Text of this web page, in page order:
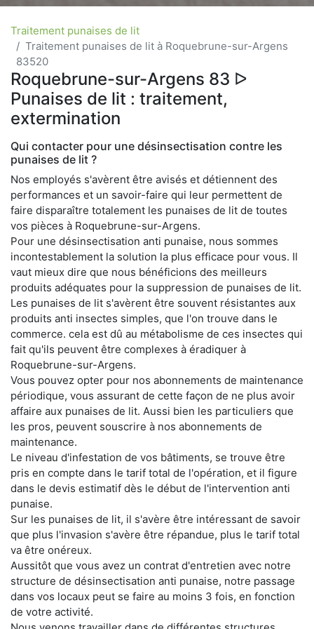
Traitement punaises de lit
Traitement punaises de lit à Roquebrune-sur-Argens
83520
Roquebrune-sur-Argens 83 ᐅ
Punaises de lit : traitement,
extermination
Qui contacter pour une désinsectisation contre les
punaises de lit ?
Nos employés s'avèrent être avisés et détiennent des
performances et un savoir-faire qui leur permettent de
faire disparaître totalement les punaises de lit de toutes
vos pièces à Roquebrune-sur-Argens.
Pour une désinsectisation anti punaise, nous sommes
incontestablement la solution la plus efficace pour vous. Il
vaut mieux dire que nous bénéficions des meilleurs
produits adéquates pour la suppression de punaises de lit.
Les punaises de lit s'avèrent être souvent résistantes aux
produits anti insectes simples, que l'on trouve dans le
commerce. cela est dû au métabolisme de ces insectes qui
fait qu'ils peuvent être complexes à éradiquer à
Roquebrune-sur-Argens.
Vous pouvez opter pour nos abonnements de maintenance
périodique, vous assurant de cette façon de ne plus avoir
affaire aux punaises de lit. Aussi bien les particuliers que
les pros, peuvent souscrire à nos abonnements de
maintenance.
Le niveau d'infestation de vos bâtiments, se trouve être
pris en compte dans le tarif total de l'opération, et il figure
dans le devis estimatif dès le début de l'intervention anti
punaise.
Sur les punaises de lit, il s'avère être intéressant de savoir
que plus l'invasion s'avère être répandue, plus le tarif total
va être onéreux.
Aussitôt que vous avez un contrat d'entretien avec notre
structure de désinsectisation anti punaise, notre passage
dans vos locaux peut se faire au moins 3 fois, en fonction
de votre activité.